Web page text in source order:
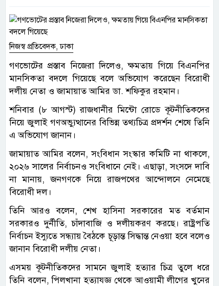
নিজস্ব প্রতিবেদক, ঢাকা
গণভোটের প্রস্তাব নিজেরা দিলেও, ক্ষমতায় গিয়ে বিএনপির
মানসিকতা বদলে গিয়েছে বলে অভিযোগ করেছেন বিরোধী
দলীয় নেতা ও জামায়াত আমির ডা. শফিকুর রহমান।
শনিবার (৮ আগস্ট) রাজধানীর মিন্টো রোডে কূটনীতিকদের
নিয়ে জুলাই গণঅভ্যুত্থানের বিভিন্ন তথ্যচিত্র প্রদর্শন শেষে তিনি
এ অভিযোগ জানান।
জামায়াত আমির বলেন, সংবিধান সংস্কার কমিটি না থাকলে,
২০২৬ সালের নির্বাচনও সংবিধানে নেই। এছাড়া, সংসদে দাবি
না মানায়, জনগণকে নিয়ে রাজপথের আন্দোলনে নেমেছে
বিরোধী দল।
তিনি আরও বলেন, শেখ হাসিনা সরকারের মত বর্তমান
সরকারও দুর্নীতি, চাঁদাবাজি ও দলীয়করণ করছে। রাষ্ট্রপতি
নির্বাচন ইস্যুতে সন্ধ্যায় বৈঠকে চূড়ান্ত সিদ্ধান্ত নেওয়া হবে বলেও
জানান বিরোধী দলীয় নেতা।
এসময় কূটনীতিকদের সামনে জুলাই হত্যার চিত্র তুলে ধরে
তিনি বলেন, পিলখানা হত্যাযজ্ঞ থেকে আওয়ামী লীগের খুনের